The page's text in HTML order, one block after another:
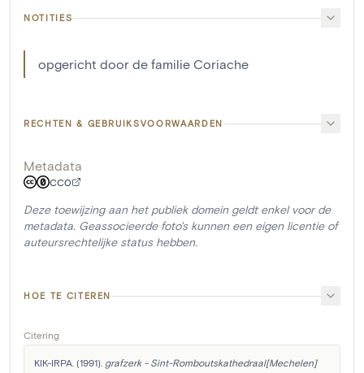
NOTITIES
opgericht door de familie Coriache
RECHTEN & GEBRUIKSVOORWAARDEN
Metadata
CC0
Deze toewijzing aan het publiek domein geldt enkel voor de
metadata. Geassocieerde foto's kunnen een eigen licentie of
auteursrechtelijke status hebben.
HOE TE CITEREN
Citering
KIK-IRPA. (1991). grafzerk - Sint-Romboutskathedraal[Mechelen]